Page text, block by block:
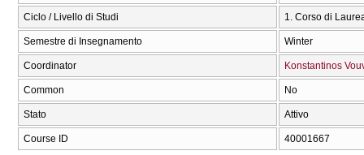
Ciclo / Livello di Studi 1. Corso di
Semestre di Insegnamento Winter
Coordinator Konstantinos
Common No
Stato Attivo
Course ID 40001667